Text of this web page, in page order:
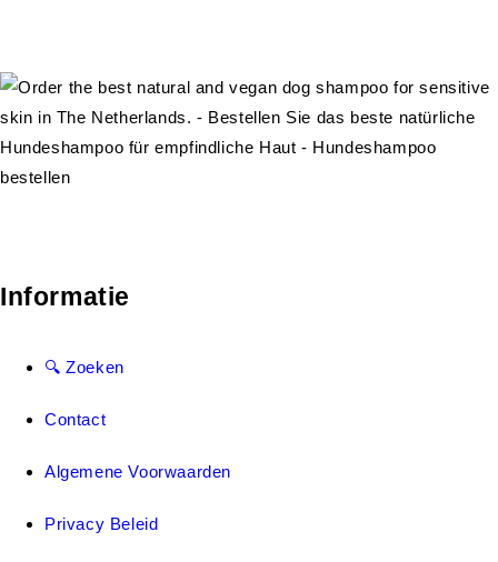
Informatie
🔍 Zoeken
Contact
Algemene Voorwaarden
Privacy Beleid